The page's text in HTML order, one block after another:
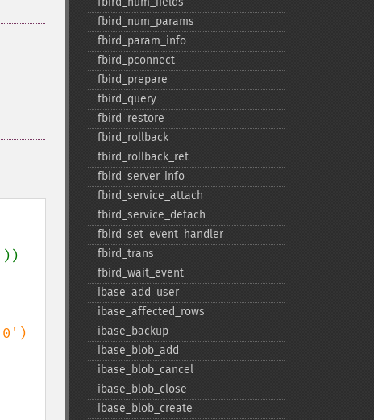
))
fbird_​num_​params
fbird_​param_​info
fbird_​pconnect
fbird_​prepare
fbird_​query
fbird_​restore
fbird_​rollback
fbird_​rollback_​ret
fbird_​server_​info
fbird_​service_​attach
fbird_​service_​detach
fbird_​set_​event_​handler
fbird_​trans
fbird_​wait_​event
ibase_​add_​user
ibase_​affected_​rows
ibase_​backup
ibase_​blob_​add
ibase_​blob_​cancel
ibase_​blob_​close
ibase_​blob_​create